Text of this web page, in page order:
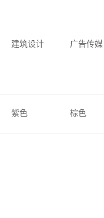
建筑设计 广告传媒
紫色 棕色